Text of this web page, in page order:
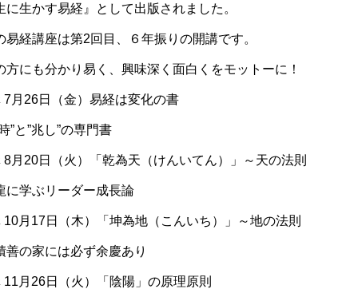
に生かす易経』として出版されました。
易経講座は第2回目、６年振りの開講です。
方にも分かり易く、興味深く面白くをモットーに！
7月26日（金）易経は変化の書
と”兆し”の専門書
8月20日（火）「乾為天（けんいてん）」～天の法則
学ぶリーダー成長論
10月17日（木）「坤為地（こんいち）」～地の法則
の家には必ず余慶あり
11月26日（火）「陰陽」の原理原則